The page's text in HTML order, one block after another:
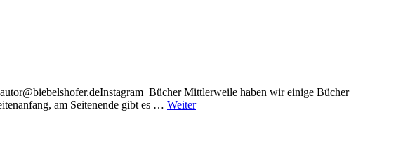
Bücher Mittlerweile haben wir einige Bücher
am Seitenende gibt es … Weiter